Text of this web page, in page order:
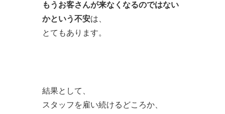
もうお客さんが来なくなるのではない
かという不安は、
とてもあります。
結果として、
スタッフを雇い続けるどころか、